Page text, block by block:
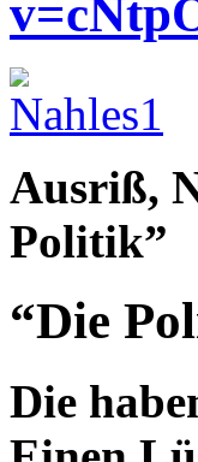
Ausriß,
Politik”
“Die
Die